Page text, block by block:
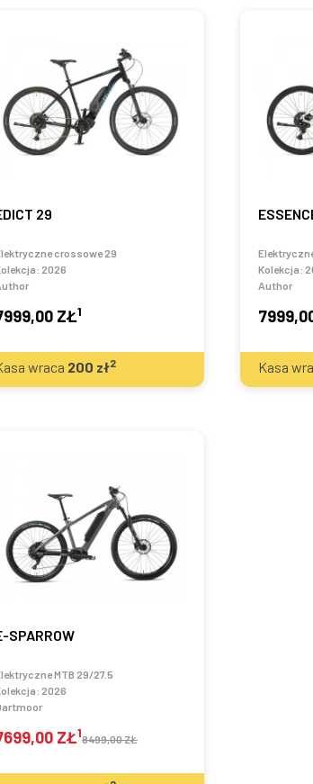
29
crossowe 29
2026
ZŁ1
wraca 200 zł2
Kolekcja:
Author
Kasa
SPARROW
MTB 29/27.5
2026
ZŁ18499,00 ZŁ